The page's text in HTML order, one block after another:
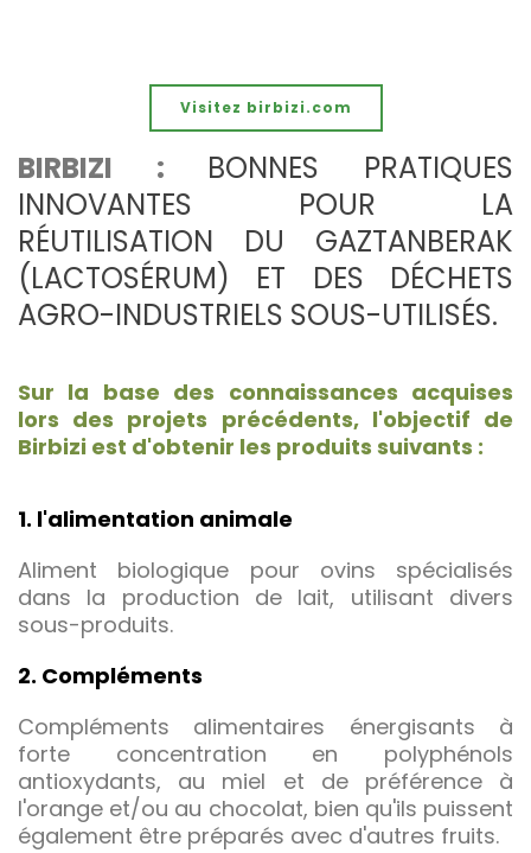
Visitez birbizi.com
BIRBIZI : BONNES PRATIQUES
INNOVANTES POUR LA
RÉUTILISATION DU GAZTANBERAK
(LACTOSÉRUM) ET DES DÉCHETS
AGRO-INDUSTRIELS SOUS-UTILISÉS.
Sur la base des connaissances acquises
lors des projets précédents, l'objectif de
Birbizi est d'obtenir les produits suivants :
1. l'alimentation animale
Aliment biologique pour ovins spécialisés
dans la production de lait, utilisant divers
sous-produits.
2. Compléments
Compléments alimentaires énergisants à
forte concentration en polyphénols
antioxydants, au miel et de préférence à
l'orange et/ou au chocolat, bien qu'ils puissent
également être préparés avec d'autres fruits.